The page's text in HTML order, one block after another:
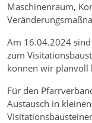
Maschinenraum,
Am 16.04.2024
zum
können wir planvoll
Für den
Austausch in